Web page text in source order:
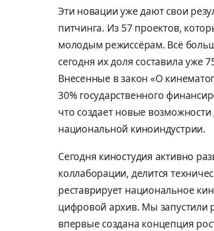
Эти новации уже дают свои
питчинга. Из 57 проектов,
молодым режиссёрам. Всё
сегодня их доля составила уже
Внесенные в закон «О
30% государственного
что создает новые
национальной киноиндустрии.
Сегодня киностудия активно
коллаборации, делится
реставрирует национальное
цифровой архив. Мы запустили
впервые создана концепция